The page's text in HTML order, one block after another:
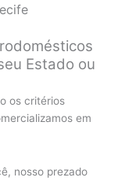
Estado ou
os critérios
em
nosso prezado